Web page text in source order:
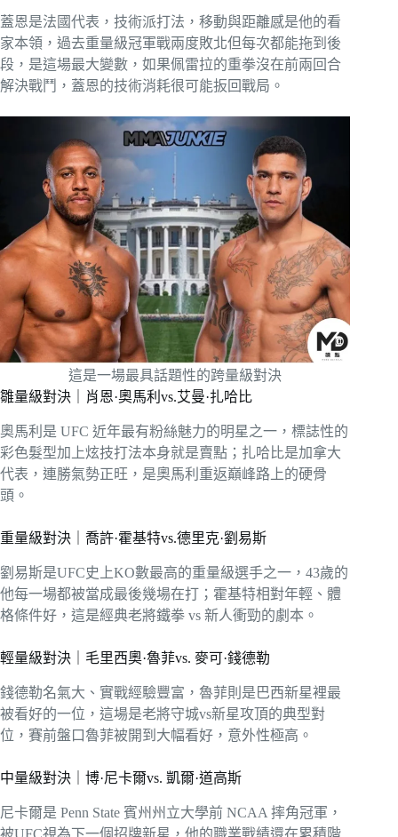
蓋恩是法國代表，技術派打法，移動與距離感是他的看
家本領，過去重量級冠軍戰兩度敗北但每次都能拖到後
段，是這場最大變數，如果佩雷拉的重拳沒在前兩回合
解決戰鬥，蓋恩的技術消耗很可能扳回戰局。
這是一場最具話題性的跨量級對決
雛量級對決｜肖恩·奧馬利vs.艾曼·扎哈比
奧馬利是 UFC 近年最有粉絲魅力的明星之一，標誌性的
彩色髮型加上炫技打法本身就是賣點；扎哈比是加拿大
代表，連勝氣勢正旺，是奧馬利重返巔峰路上的硬骨
頭。
重量級對決｜喬許·霍基特vs.德里克·劉易斯
劉易斯是UFC史上KO數最高的重量級選手之一，43歲的
他每一場都被當成最後幾場在打；霍基特相對年輕、體
格條件好，這是經典老將鐵拳 vs 新人衝勁的劇本。
輕量級對決｜毛里西奧·魯菲vs. 麥可·錢德勒
錢德勒名氣大、實戰經驗豐富，魯菲則是巴西新星裡最
被看好的一位，這場是老將守城vs新星攻頂的典型對
位，賽前盤口魯菲被開到大幅看好，意外性極高。
中量級對決｜博·尼卡爾vs. 凱爾·道高斯
尼卡爾是 Penn State 賓州州立大學前 NCAA 摔角冠軍，
被UFC視為下一個招牌新星，他的職業戰績還在累積階